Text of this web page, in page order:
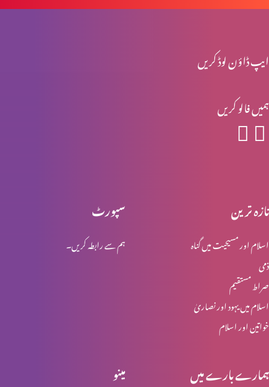
ایپ ڈاؤن لوڈ کریں
ہمیں فالو کریں
سپورٹ
ہم سے رابطہ کریں۔
تازہ ترین
اسلام اور مسیحیت میں گناہ
ذمی
صراط مستقیم
اسلام میں یہود اور نصاریٰ
خواتین اور اسلام
مینو ہمارے بارے میں